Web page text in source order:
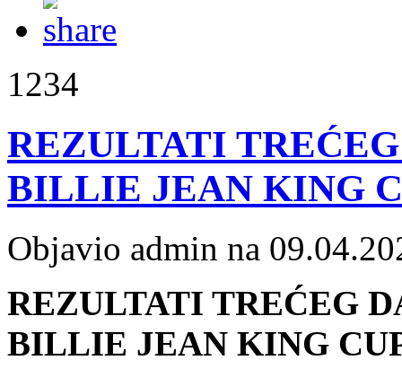
1234
REZULTATI
BILLIE JEAN KING
Objavio admin na
REZULTATI TREĆEG
BILLIE JEAN KING